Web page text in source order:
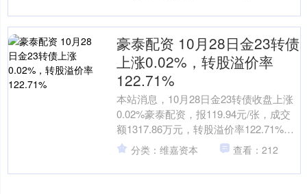
豪泰配资 10月28日金23转债
上涨0.02%，转股溢价率
122.71%
本站消息，10月28日金23转债收盘上涨
0.02%豪泰配资，报119.94元/张，成交
额1317.86万元，转股溢价率122.71%。
资料显示，金23转债信用....
分类：维嘉资本 查看：212